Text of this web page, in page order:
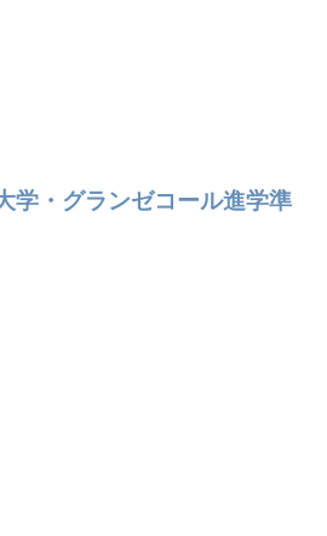
学・グランゼコール進学準